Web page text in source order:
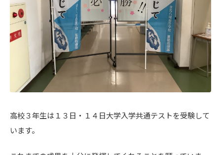
高校３年生は１３日・１４日大学入学共通テストを受験して
います。